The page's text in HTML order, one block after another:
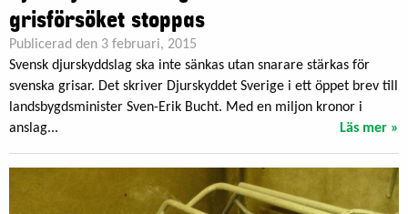
grisförsöket stoppas
Publicerad den 3 februari, 2015
Svensk djurskyddslag ska inte sänkas utan snarare stärkas för
svenska grisar. Det skriver Djurskyddet Sverige i ett öppet brev till
landsbygdsminister Sven-Erik Bucht. Med en miljon kronor i
anslag...
Läs mer »